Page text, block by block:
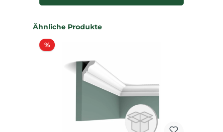
Produktgalerie überspringen
Ähnliche Produkte
%Rabatt